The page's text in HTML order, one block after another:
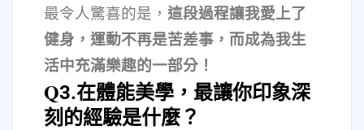
最令人驚喜的是， 這段過程讓我愛上了
健身，運動不再是苦差事，而成為我生
活中充滿樂趣的一部分！
Q3.在體能美學，最讓你印象深
刻的經驗是什麼？